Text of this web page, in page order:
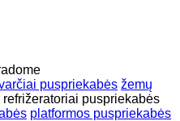
puspriekabės žemų
refrižeratoriai puspriekabės
platformos puspriekabės